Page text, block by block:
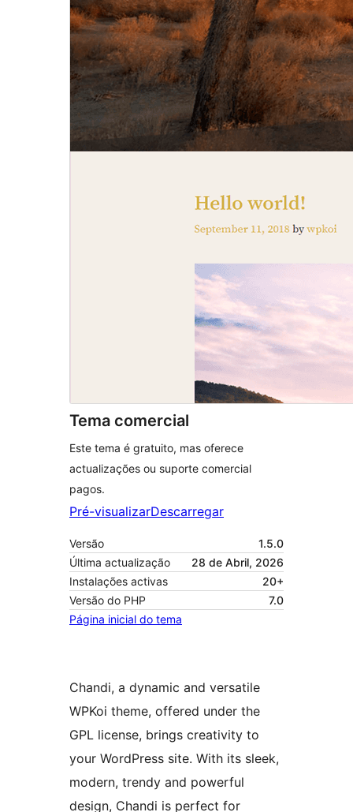
Tema comercial
Este tema é gratuito, mas oferece
actualizações ou suporte comercial
pagos.
Pré-visualizarDescarregar
Versão
1.5.0
Última actualização
28 de Abril, 2026
Instalações activas
20+
Versão do PHP
7.0
Página inicial do tema
Chandi, a dynamic and versatile
WPKoi theme, offered under the
GPL license, brings creativity to
your WordPress site. With its sleek,
modern, trendy and powerful
design, Chandi is perfect for